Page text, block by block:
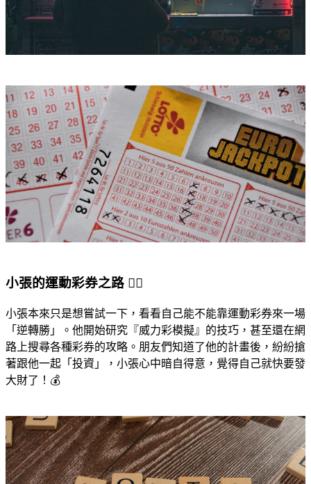
小張的運動彩券之路 🏃‍♂️
小張本來只是想嘗試一下，看看自己能不能靠運動彩券來一場
「逆轉勝」。他開始研究『威力彩模擬』的技巧，甚至還在網
路上搜尋各種彩券的攻略。朋友們知道了他的計畫後，紛紛搶
著跟他一起「投資」，小張心中暗自得意，覺得自己就快要發
大財了！💰